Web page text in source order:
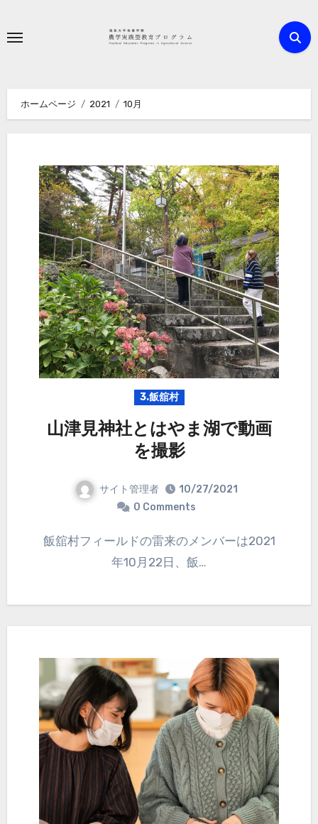
ホームページ 2021 10月
3.飯舘村
山津見神社とはやま湖で動画
を撮影
サイト管理者
10/27/2021
0 Comments
飯舘村フィールドの雷来のメンバーは2021
年10月22日、飯…